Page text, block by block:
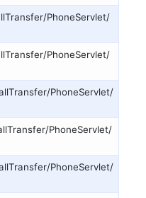
PhoneServlet/
PhoneServlet/
PhoneServlet/
PhoneServlet/
PhoneServlet/